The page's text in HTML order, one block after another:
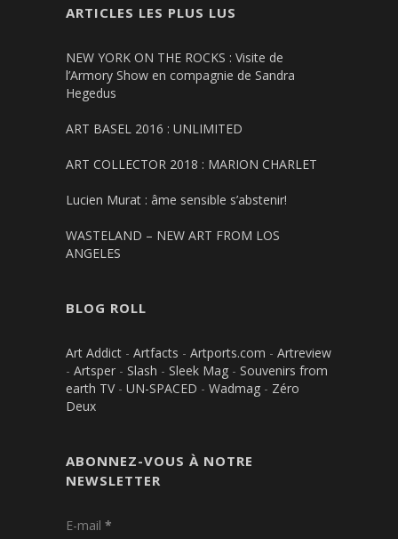
ARTICLES LES PLUS LUS
NEW YORK ON THE ROCKS : Visite de
l’Armory Show en compagnie de Sandra
Hegedus
ART BASEL 2016 : UNLIMITED
ART COLLECTOR 2018 : MARION CHARLET
Lucien Murat : âme sensible s’abstenir!
WASTELAND – NEW ART FROM LOS
ANGELES
BLOG ROLL
Art Addict - Artfacts - Artports.com - Artreview
- Artsper - Slash - Sleek Mag - Souvenirs from
earth TV- UN-SPACED - Wadmag - Zéro
Deux
ABONNEZ-VOUS À NOTRE
NEWSLETTER
E-mail *